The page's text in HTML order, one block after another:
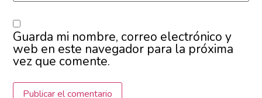
Guarda mi nombre, correo electrónico y
web en este navegador para la próxima
vez que comente.